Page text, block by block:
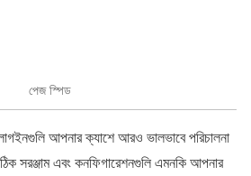
পেজ স্পিড
আপনার ক্যাশে আরও ভালভাবে পরিচালনা
সরঞ্জাম এবং কনফিগারেশনগুলি এমনকি আপনার